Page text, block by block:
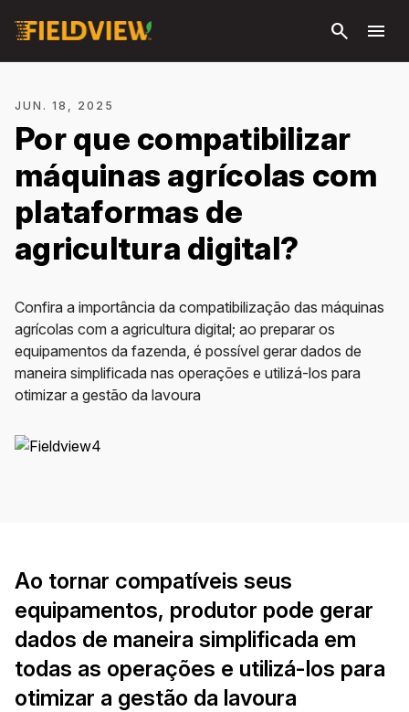
principal
search menu
JUN. 18, 2025
Por que compatibilizar
máquinas agrícolas com
plataformas de
agricultura digital?
Confira a importância da compatibilização das máquinas
agrícolas com a agricultura digital; ao preparar os
equipamentos da fazenda, é possível gerar dados de
maneira simplificada nas operações e utilizá-los para
otimizar a gestão da lavoura
Ao tornar compatíveis seus
equipamentos, produtor pode gerar
dados de maneira simplificada em
todas as operações e utilizá-los para
otimizar a gestão da lavoura